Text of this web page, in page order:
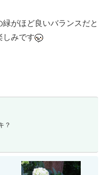
がほど良いバランスだと
しみです
？